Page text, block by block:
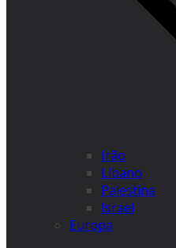
Irão
Líbano
Palestina
Israel
Europa